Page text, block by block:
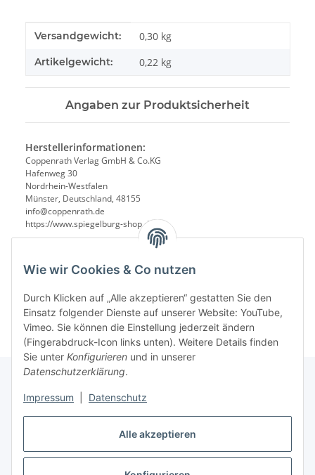
Alle akzeptieren
Wie wir Cookies & Co nutzen
Durch Klicken auf „Alle akzeptieren“ gestatten Sie den
Einsatz folgender Dienste auf unserer Website: YouTube,
Vimeo. Sie können die Einstellung jederzeit ändern
(Fingerabdruck-Icon links unten). Weitere Details finden
Sie unter Konfigurieren und in unserer
Datenschutzerklärung.
Impressum Datenschutz
Produkteigenschaft
Wert
Versandgewicht: 0,30 kg
Artikelgewicht: 0,22 kg
Angaben zur Produktsicherheit
Herstellerinformationen:
Coppenrath Verlag GmbH & Co.KG
Hafenweg 30
Nordrhein-Westfalen
Münster, Deutschland, 48155
info@coppenrath.de
https://www.spiegelburg-shop.de/
Gesetzliche Informationen